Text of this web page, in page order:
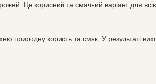
Це корисний та смачний варіант для
природну користь та смак. У результаті